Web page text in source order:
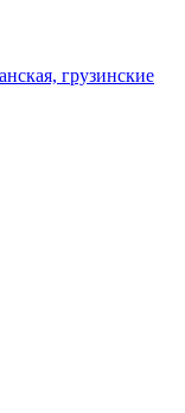
грузинские